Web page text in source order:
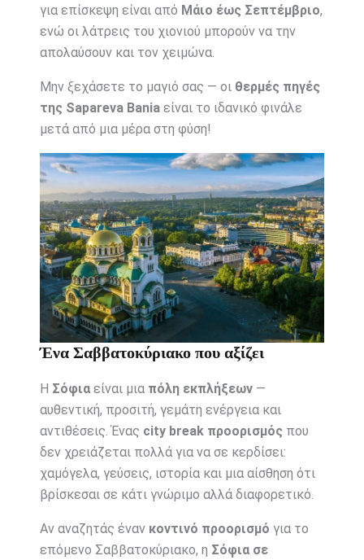
για επίσκεψη είναι από Μάιο έως Σεπτέμβριο,
ενώ οι λάτρεις του χιονιού μπορούν να την
απολαύσουν και τον χειμώνα.
Μην ξεχάσετε το μαγιό σας — οι θερμές πηγές
της Sapareva Baniaείναι το ιδανικό φινάλε
μετά από μια μέρα στη φύση!
Ένα Σαββατοκύριακο που αξίζει
Η Σόφιαείναι μια πόλη εκπλήξεων—
αυθεντική, προσιτή, γεμάτη ενέργεια και
αντιθέσεις. Ένας city break προορισμός που
δεν χρειάζεται πολλά για να σε κερδίσει:
χαμόγελα, γεύσεις, ιστορία και μια αίσθηση ότι
βρίσκεσαι σε κάτι γνώριμο αλλά διαφορετικό.
Αν αναζητάς έναν κοντινό προορισμό για το
επόμενο Σαββατοκύριακο, η Σόφια σε